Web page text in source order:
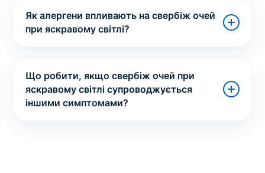
Як алергени впливають на свербіж очей
при яскравому світлі?
Що робити, якщо свербіж очей при
яскравому світлі супроводжується
іншими симптомами?